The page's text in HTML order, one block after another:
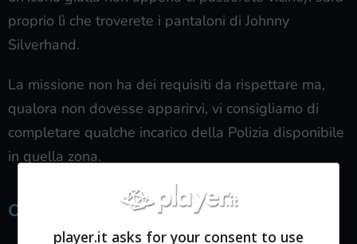
proprio lì che troverete i pantaloni di Johnny
Silverhand.
La missione non ha dei requisiti da rispettare ma,
qualora non dovesse apparirvi, vi consigliamo di
completare qualche incarico della Polizia disponibile
in quella zona.
Oggetto #7 – Stivali di Johnny Silverhand
player.it asks for your consent to use